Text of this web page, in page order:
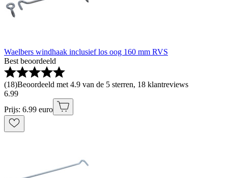
Waelbers windhaak inclusief los oog 160 mm RVS
Best beoordeeld
(18)Beoordeeld met 4.9 van de 5 sterren, 18 klantreviews
6.99
Prijs: 6.99 euro